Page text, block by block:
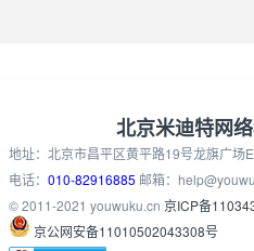
北京米迪特网
地址： 北京市昌平区黄平路19号龙旗广场
电话： 010-82916885 邮箱：
© 2011-2021 youwuku.cn 京ICP备
京公网安备11010502043308号